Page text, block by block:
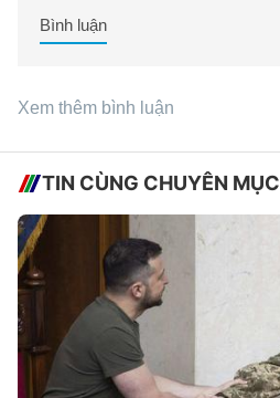
Bình luận
Xem thêm bình luận
TIN CÙNG CHUYÊN MỤC